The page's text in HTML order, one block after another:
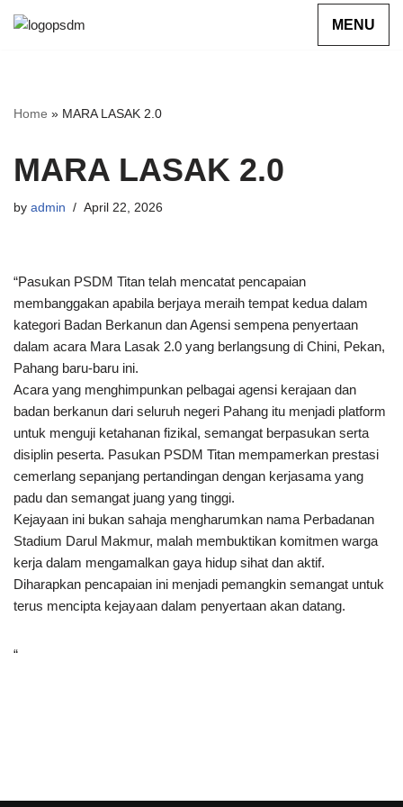
Home » MARA LASAK 2.0
MARA LASAK 2.0
by admin April 22, 2026
“Pasukan PSDM Titan telah mencatat pencapaian
membanggakan apabila berjaya meraih tempat kedua dalam
kategori Badan Berkanun dan Agensi sempena penyertaan
dalam acara Mara Lasak 2.0 yang berlangsung di Chini, Pekan,
Pahang baru-baru ini.
Acara yang menghimpunkan pelbagai agensi kerajaan dan
badan berkanun dari seluruh negeri Pahang itu menjadi platform
untuk menguji ketahanan fizikal, semangat berpasukan serta
disiplin peserta. Pasukan PSDM Titan mempamerkan prestasi
cemerlang sepanjang pertandingan dengan kerjasama yang
padu dan semangat juang yang tinggi.
Kejayaan ini bukan sahaja mengharumkan nama Perbadanan
Stadium Darul Makmur, malah membuktikan komitmen warga
kerja dalam mengamalkan gaya hidup sihat dan aktif.
Diharapkan pencapaian ini menjadi pemangkin semangat untuk
terus mencipta kejayaan dalam penyertaan akan datang.
“